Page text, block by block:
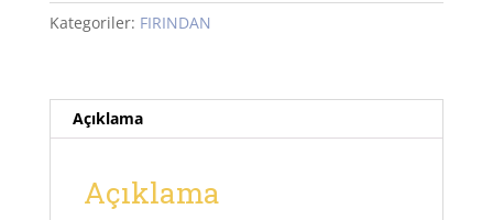
Tereyağlı
Çörek)
Kategoriler: FIRINDAN
Açıklama
Açıklama